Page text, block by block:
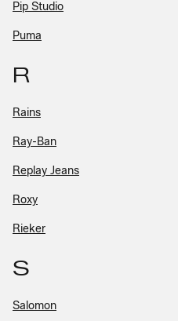
Pip Studio
Puma
R
Rains
Ray-Ban
Replay Jeans
Roxy
Rieker
S
Salomon